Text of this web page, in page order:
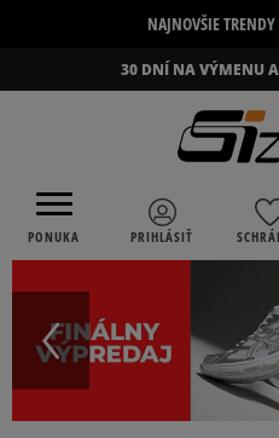
NAJNOVŠIE
30 DNÍ NA VÝMENU
PONUKA PRIHLÁSIŤ